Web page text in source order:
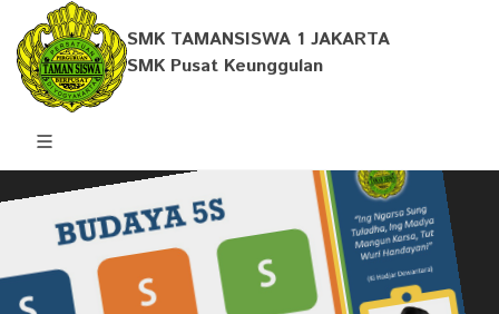
SMK TAMANSISWA 1 JAKARTA
SMK Pusat Keunggulan